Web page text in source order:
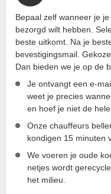
Bepaal zelf wanneer je
bezorgd wilt hebben.
beste uitkomt. Na je
bevestigingsmail.
Dan bieden we je op de
Je ontvangt een e-
weet je precies
en hoef je niet de
Onze chauffeurs
kondigen 15 minuten
We voeren je oude
netjes wordt
het milieu.